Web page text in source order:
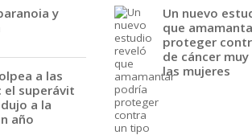
y
a las
el superávit
a la
año
Un nuevo
que
proteger
de cáncer
las mujeres